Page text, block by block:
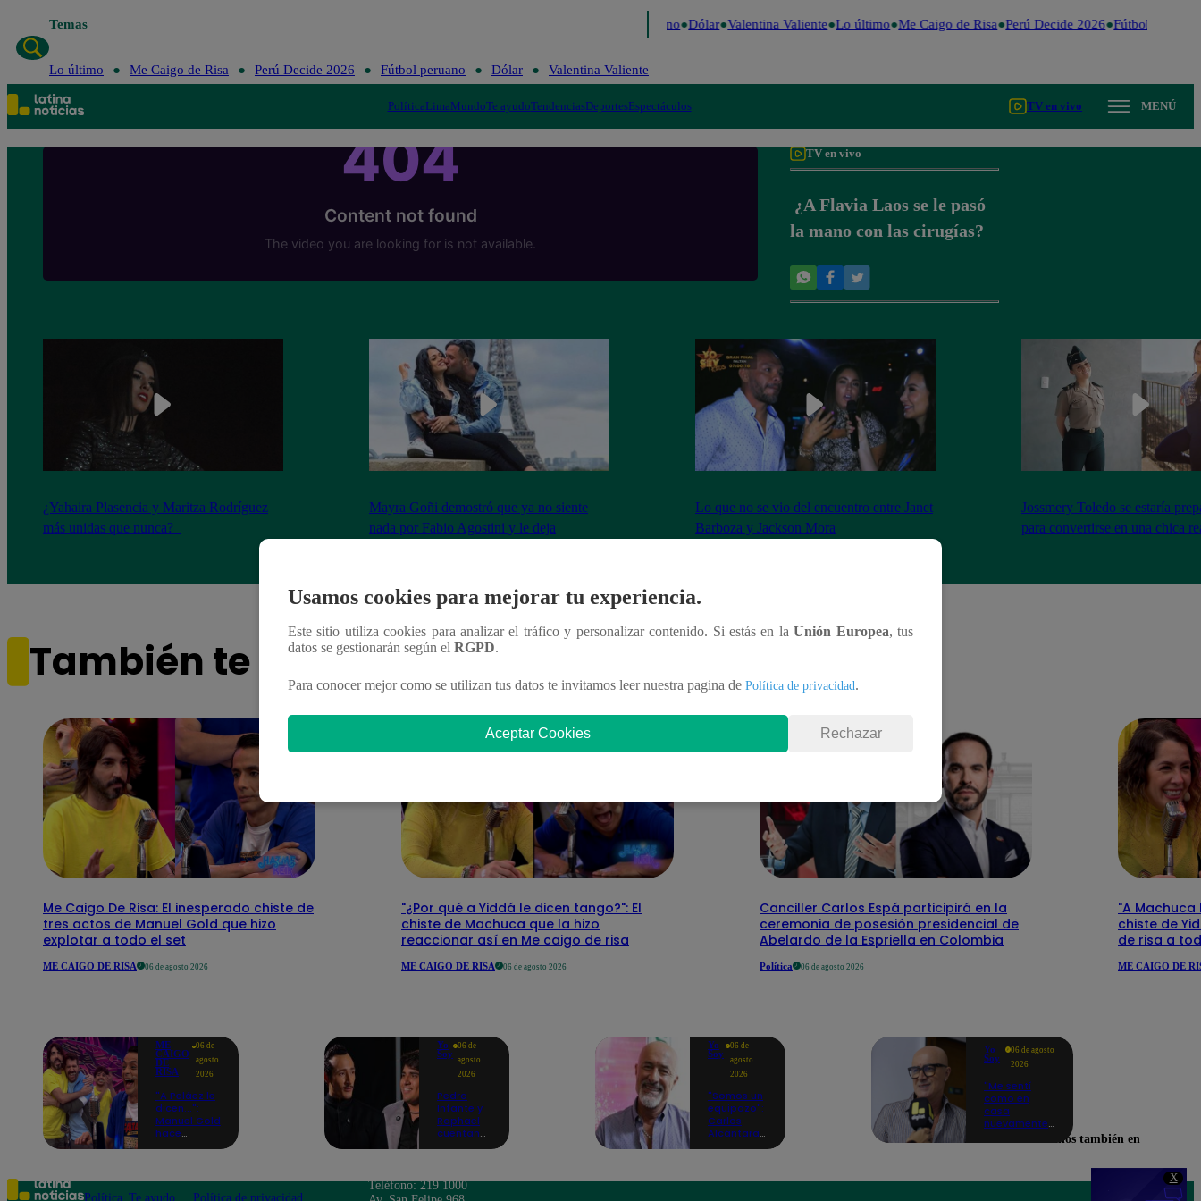
X
Temas Fútbol peruano Dólar Valentina Valiente Lo último Me Caigo de Risa Perú Decide 2026 Fútbol peruano
Lo último Me Caigo de Risa Perú Decide 2026 Fútbol peruano Dólar Valentina Valiente
PolíticaLimaMundoTe ayudoTendenciasDeportesEspectáculos TV en vivo MENÚ
TV en vivo
¿A Flavia Laos se le pasó
la mano con las cirugías?
¿Yahaira Plasencia y Maritza Rodríguez
más unidas que nunca?
Mayra Goñi demostró que ya no siente
nada por Fabio Agostini y le deja
Lo que no se vio del encuentro entre Janet
Barboza y Jackson Mora
Jossmery Toledo se estaría
para convertirse en una chica
También te puede interesar
Me Caigo De Risa: El inesperado chiste de
tres actos de Manuel Gold que hizo
explotar a todo el set
ME CAIGO DE RISA 06 de agosto 2026
"¿Por qué a Yiddá le dicen tango?": El
chiste de Machuca que la hizo
reaccionar así en Me caigo de risa
ME CAIGO DE RISA 06 de agosto 2026
Canciller Carlos Espá participirá en la
ceremonia de posesión presidencial de
Abelardo de la Espriella en Colombia
Política 06 de agosto 2026
"A Machuca
chiste de
de risa a
ME CAIGO DE
ME
CAIGO
DE
RISA
06 de
agosto
2026
"A Peláez le
dicen...":
Manuel Gold
hace
de contar el
chiste
Yo
Soy
06 de
agosto
2026
Pedro
Infante y
Raphael
cuentan
vida en
nueva
Yo
Soy
06 de
agosto
2026
"Somos un
equipazo":
Carlos
Alcántara
nueva
Yo
Soy
06 de agosto
2026
"Me sentí
como en
casa
nuevamente":
de los
Usamos cookies para mejorar tu experiencia.
Este sitio utiliza cookies para analizar el tráfico y personalizar contenido. Si estás en laUnión Europea, tus
datos se gestionarán según el RGPD.
Para conocer mejor como se utilizan tus datos te invitamos leer nuestra pagina de Política de privacidad.
Aceptar Cookies Rechazar
Encuéntranos también en
Política Te ayudo Política de privacidad
Teléfono: 219 1000